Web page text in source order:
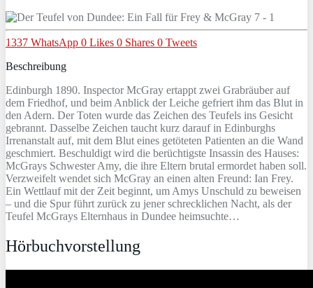
1337 WhatsApp 0 Likes 0 Shares 0 Tweets
Beschreibung
Edinburgh 1890. Inspector McGray ertappt zwei Grabräuber auf
dem Friedhof, und beim Anblick der Leiche gefriert ihm das Blut in
den Adern. Der Toten wurde das Zeichen des Teufels ins Gesicht
gebrannt. Dasselbe Zeichen taucht kurz darauf in Edinburghs
Irrenanstalt auf, mit dem Blut eines getöteten Patienten an die Wand
geschmiert. Beschuldigt wird die berüchtigste Insassin des Hauses:
McGrays Schwester Amy, die ihre Eltern brutal ermordet haben soll.
Verzweifelt wendet sich McGray an einen alten Freund: Ian Frey.
Ein Wettlauf mit der Zeit beginnt, um Amys Unschuld zu beweisen
– und die Spur führt zurück zu jener schrecklichen Nacht, als der
Teufel McGrays Elternhaus in Dundee heimsuchte…
Hörbuchvorstellung